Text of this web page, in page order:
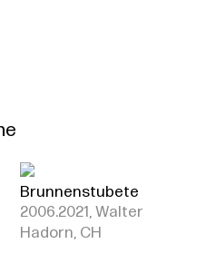
Brunnenstubete
2006.2021, Walter
Hadorn, CH